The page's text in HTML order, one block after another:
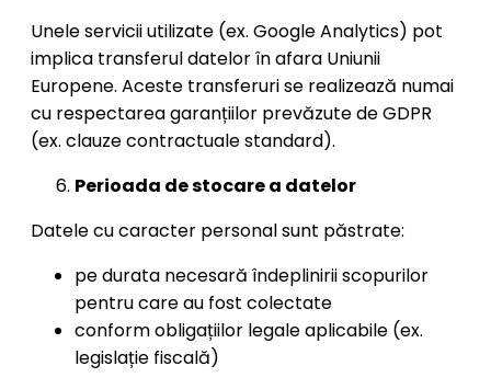
Unele servicii utilizate (ex. Google Analytics) pot
implica transferul datelor în afara Uniunii
Europene. Aceste transferuri se realizează numai
cu respectarea garanțiilor prevăzute de GDPR
(ex. clauze contractuale standard).
Perioada de stocare a datelor
Datele cu caracter personal sunt păstrate:
pe durata necesară îndeplinirii scopurilor
pentru care au fost colectate
conform obligațiilor legale aplicabile (ex.
legislație fiscală)